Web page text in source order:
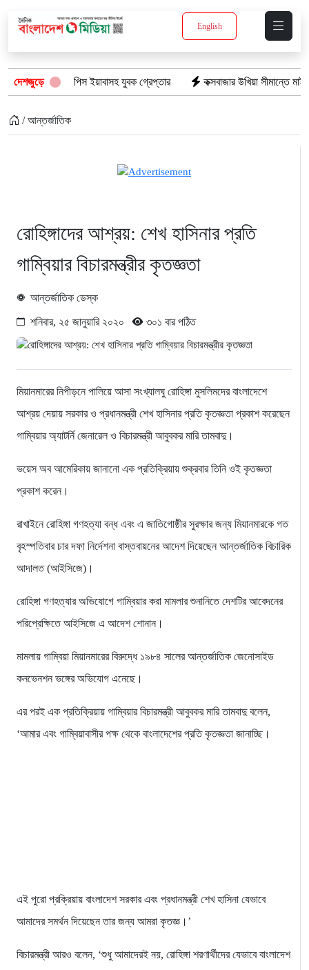
English
দেশজুড়ে
১৫ পিস ইয়াবাসহ যুবক গ্রেপ্তার কক্সবাজার উখিয়া সীমান্তে মাইন
/ আন্তর্জাতিক
রোহিঙ্গাদের আশ্রয়: শেখ হাসিনার প্রতি
গাম্বিয়ার বিচারমন্ত্রীর কৃতজ্ঞতা
আন্তর্জাতিক ডেস্ক
শনিবার, ২৫ জানুয়ারি ২০২০ ৩০১ বার পঠিত
মিয়ানমারের নিপীড়নে পালিয়ে আসা সংখ্যালঘু রোহিঙ্গা মুসলিমদের বাংলাদেশে
আশ্রয় দেয়ায় সরকার ও প্রধানমন্ত্রী শেখ হাসিনার প্রতি কৃতজ্ঞতা প্রকাশ করেছেন
গাম্বিয়ার অ্যাটর্নি জেনারেল ও বিচারমন্ত্রী আবুবকর মারি তামবাদু।
ভয়েস অব আমেরিকায় জানানো এক প্রতিক্রিয়ায় শুক্রবার তিনি ওই কৃতজ্ঞতা
প্রকাশ করেন।
রাখাইনে রোহিঙ্গা গণহত্যা বন্ধ এবং এ জাতিগোষ্ঠীর সুরক্ষার জন্য মিয়ানমারকে গত
বৃহস্পতিবার চার দফা নির্দেশনা বাস্তবায়নের আদেশ দিয়েছেন আন্তর্জাতিক বিচারিক
আদালত (আইসিজে)।
রোহিঙ্গা গণহত্যার অভিযোগে গাম্বিয়ার করা মামলার শুনানিতে দেশটির আবেদনের
পরিপ্রেক্ষিতে আইসিজে এ আদেশ শোনান।
মামলায় গাম্বিয়া মিয়ানমারের বিরুদ্ধে ১৯৮৪ সালের আন্তর্জাতিক জেনোসাইড
কনভেনশন ভঙ্গের অভিযোগ এনেছে।
এর পরই এক প্রতিক্রিয়ায় গাম্বিয়ার বিচারমন্ত্রী আবুবকর মারি তামবাদু বলেন,
‘আমার এবং গাম্বিয়াবাসীর পক্ষ থেকে বাংলাদেশের প্রতি কৃতজ্ঞতা জানাচ্ছি।
এই পুরো প্রক্রিয়ায় বাংলাদেশ সরকার এবং প্রধানমন্ত্রী শেখ হাসিনা যেভাবে
আমাদের সমর্থন দিয়েছেন তার জন্য আমরা কৃতজ্ঞ।’
বিচারমন্ত্রী আরও বলেন, ‘শুধু আমাদেরই নয়, রোহিঙ্গা শরণার্থীদের যেভাবে বাংলাদেশ